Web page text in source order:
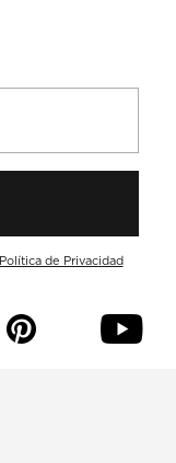
Política de Privacidad
p y